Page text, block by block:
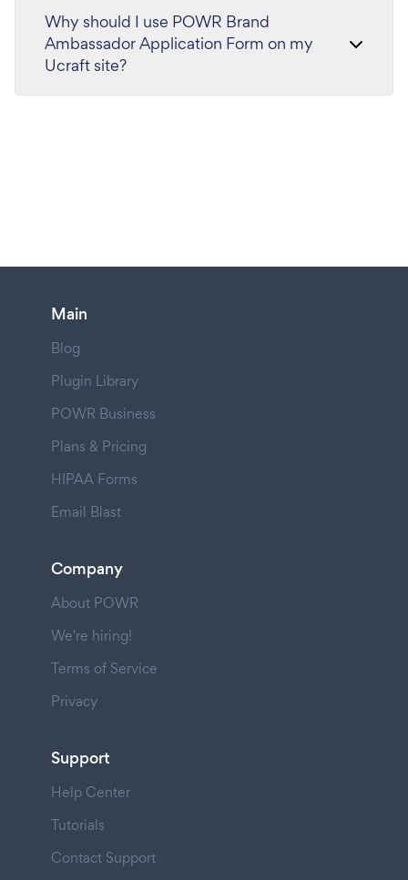
Why should I use POWR Brand
Ambassador Application Form on my
Ucraft site?
Main
Blog
Plugin Library
POWR Business
Plans & Pricing
HIPAA Forms
Email Blast
Company
About POWR
We're hiring!
Terms of Service
Privacy
Support
Help Center
Tutorials
Contact Support